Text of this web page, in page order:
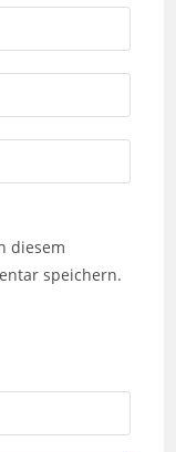
diesem
speichern.